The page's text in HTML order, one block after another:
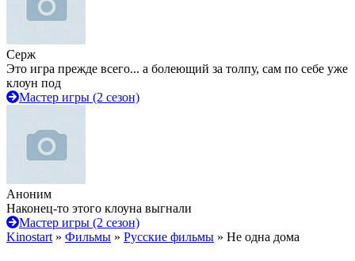
Серж
Это игра прежде всего... а болеющий за толпу, сам по себе уже
клоун под
Мастер игры (2 сезон)
Аноним
Наконец-то этого клоуна выгнали
Мастер игры (2 сезон)
Kinostart » Фильмы » Русские фильмы » Не одна дома